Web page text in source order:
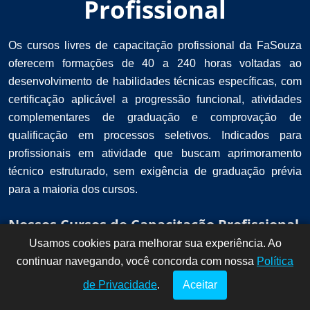
Profissional
Os cursos livres de capacitação profissional da FaSouza
oferecem formações de 40 a 240 horas voltadas ao
desenvolvimento de habilidades técnicas específicas, com
certificação aplicável a progressão funcional, atividades
complementares de graduação e comprovação de
qualificação em processos seletivos. Indicados para
profissionais em atividade que buscam aprimoramento
técnico estruturado, sem exigência de graduação prévia
para a maioria dos cursos.
Nossos Cursos de Capacitação Profissional
!
Dúvidas? Fale
conosco por
aqui!
Usamos cookies para melhorar sua experiência. Ao
continuar navegando, você concorda com nossa Política
de Privacidade. Aceitar